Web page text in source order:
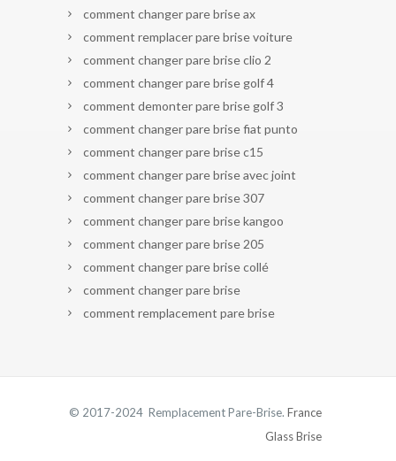
comment changer pare brise ax
comment remplacer pare brise voiture
comment changer pare brise clio 2
comment changer pare brise golf 4
comment demonter pare brise golf 3
comment changer pare brise fiat punto
comment changer pare brise c15
comment changer pare brise avec joint
comment changer pare brise 307
comment changer pare brise kangoo
comment changer pare brise 205
comment changer pare brise collé
comment changer pare brise
comment remplacement pare brise
© 2017-2024 Remplacement Pare-Brise. France
Glass Brise